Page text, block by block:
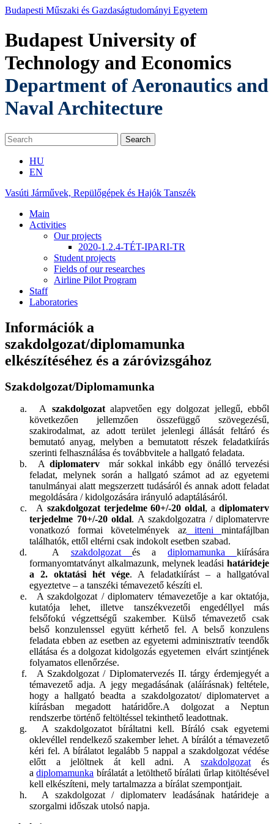
Budapesti Műszaki és Gazdaságtudományi Egyetem
Budapest University of
Technology and Economics
Department of Aeronautics and
Naval Architecture
HU
EN
Vasúti Járművek, Repülőgépek és Hajók Tanszék
Main
Activities
Our projects
2020-1.2.4-TÉT-IPARI-TR
Student projects
Fields of our researches
Airline Pilot Program
Staff
Laboratories
Információk a
szakdolgozat/diplomamunka
elkészítéséhez és a záróvizsgához
Szakdolgozat/Diplomamunka
A szakdolgozatalapvetően egy dolgozat jellegű, ebből
következően jellemzően összefüggő szövegezésű,
szakirodalmat, az adott terület jelenlegi állását feltáró és
bemutató anyag, melyben a bemutatott részek feladatkiírás
szerinti felhasználása és továbbvitele a hallgató feladata.
Adiplomaterv már sokkal inkább egy önálló tervezési
feladat, melynek során a hallgató számot ad az egyetemi
tanulmányai alatt megszerzett tudásáról és annak adott feladat
megoldására / kidolgozására irányuló adaptálásáról.
A szakdolgozat terjedelme 60+/-20 oldal, a diplomaterv
terjedelme 70+/-20 oldal. A szakdolgozatra / diplomatervre
vonatkozó formai követelmények azittenimintafájlban
találhatók, ettől eltérni csak indokolt esetben szabad.
A szakdolgozatés adiplomamunkakiírására
formanyomtatványt alkalmazunk, melynek leadási határideje
a 2. oktatási hét vége. A feladatkiírást – a hallgatóval
egyeztetve – a tanszéki témavezető készíti el.
A szakdolgozat / diplomaterv témavezetője a kar oktatója,
kutatója lehet, illetve tanszékvezetői engedéllyel más
felsőfokú végzettségű szakember. Külső témavezető csak
belső konzulenssel együtt kérhető fel. A belső konzulens
feladata ebben az esetben az egyetemi adminisztratív teendők
ellátása és a dolgozat kidolgozás egyetemen elvárt szintjének
folyamatos ellenőrzése.
A Szakdolgozat / Diplomatervezés II. tárgy érdemjegyét a
témavezető adja. A jegy megadásának (aláírásnak) feltétele,
hogy a hallgató beadta a szakdolgozatot/ diplomatervet a
kiírásban megadott határidőre.A dolgozat a Neptun
rendszerbe történő feltöltéssel tekinthető leadottnak.
A szakdolgozatot bíráltatni kell. Bíráló csak egyetemi
oklevéllel rendelkező szakember lehet. A bírálót a témavezető
kéri fel. A bírálatot legalább 5 nappal a szakdolgozat védése
előtt a jelöltnek át kell adni. Aszakdolgozat és
adiplomamunka bírálatát a letölthető bírálati űrlap kitöltésével
kell elkészíteni, mely tartalmazza a bírálat szempontjait.
A szakdolgozat / diplomaterv leadásának határideje a
szorgalmi időszak utolsó napja.